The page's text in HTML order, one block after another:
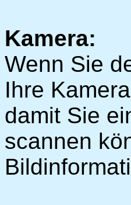
Kamera:
Wenn Sie
Ihre
damit Sie
scannen